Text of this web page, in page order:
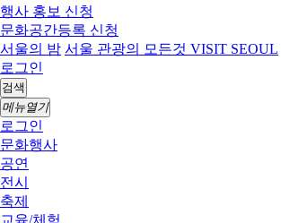
행사 홍보 신청
문화공간등록 신청
서울의 밤 서울 관광의 모든것 VISIT SEOUL
로그인
검색
메뉴열기
로그인
문화행사
공연
전시
축제
교육/체험